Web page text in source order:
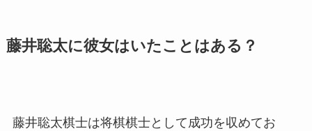
藤井聡太に彼女はいたことはある？
藤井聡太棋士は将棋棋士として成功を収めてお